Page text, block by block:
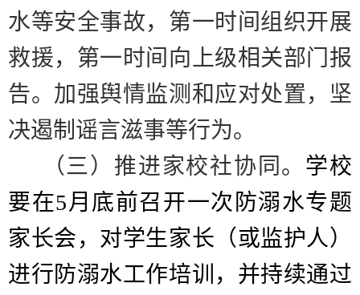
水等安全事故，第一时间组织开展
救援，第一时间向上级相关部门报
告。加强舆情监测和应对处置，坚
决遏制谣言滋事等行为。
（三）推进家校社协同。 学校
要在5月底前召开一次防溺水专题
家长会，对学生家长（或监护人）
进行防溺水工作培训，并持续通过